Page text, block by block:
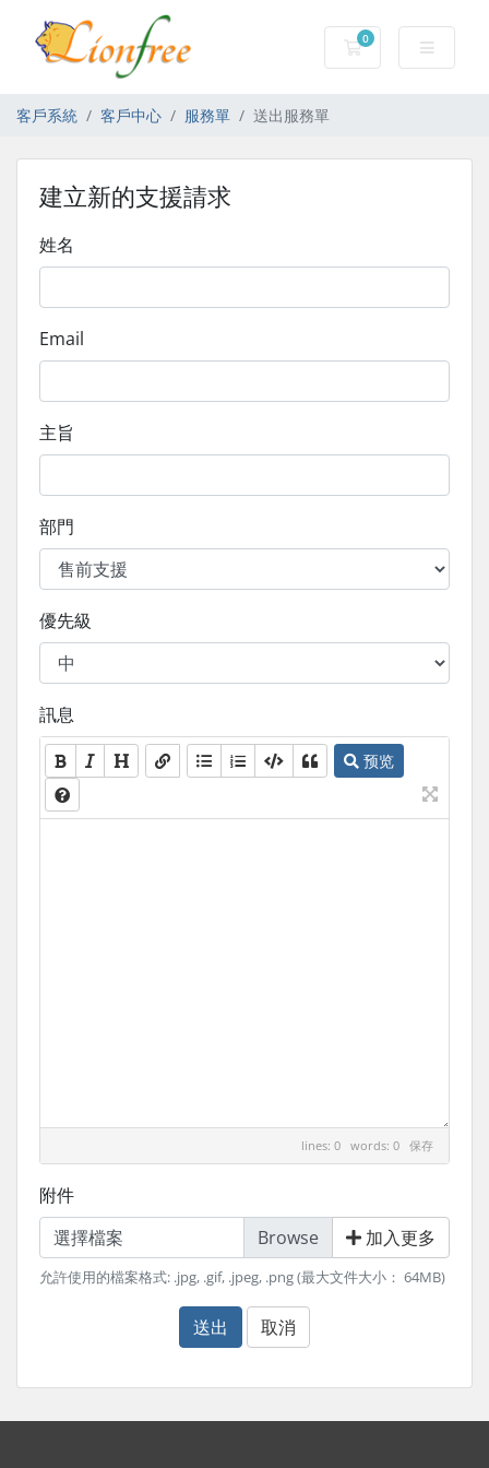
0
購物車
客戶系統 客戶中心 服務單 送出服務單
建立新的支援請求
姓名
Email
主旨
部門
優先級
訊息
预览
lines: 0 words: 0 保存
附件
選擇檔案
加入更多
允許使用的檔案格式: .jpg, .gif, .jpeg, .png (最大文件大小： 64MB)
送出 取消